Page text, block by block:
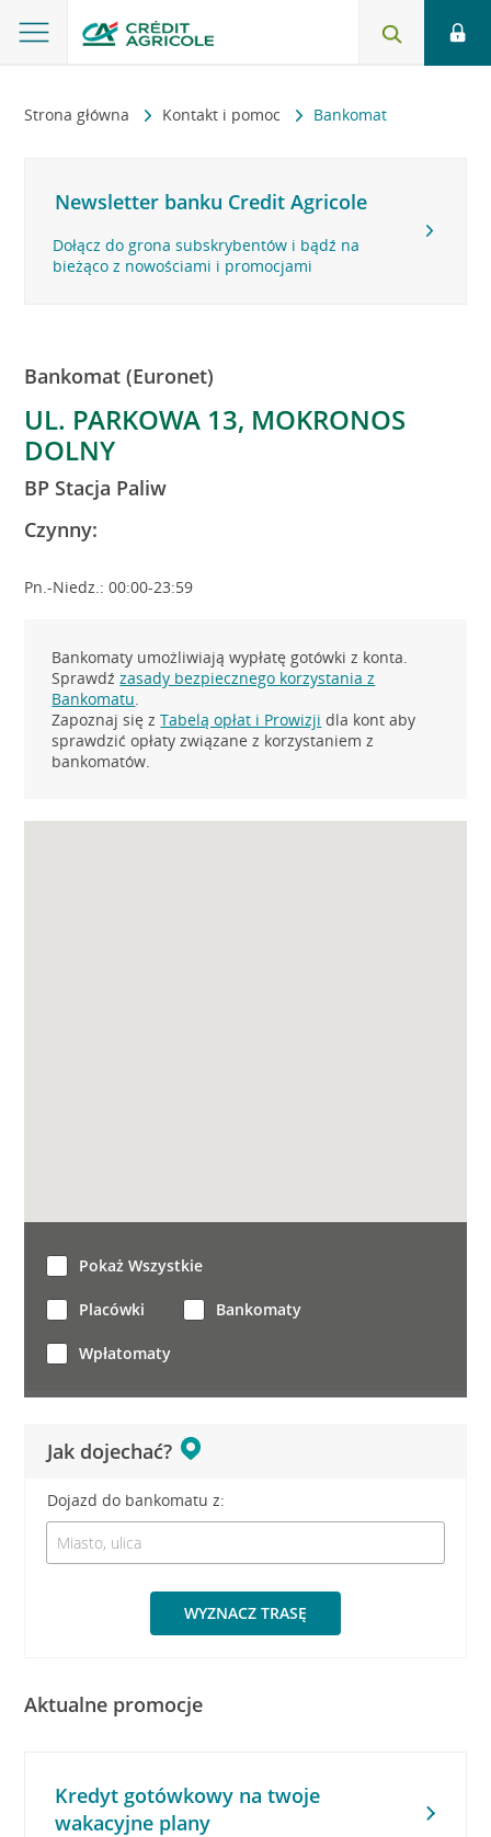
Strona główna Kontakt i pomoc Bankomat
Newsletter banku Credit Agricole
Dołącz do grona subskrybentów i bądź na
bieżąco z nowościami i promocjami
Bankomat (Euronet)
UL. PARKOWA 13, MOKRONOS
DOLNY
BP Stacja Paliw
Czynny:
Pn.-Niedz.: 00:00-23:59
Bankomaty umożliwiają wypłatę gotówki z konta.
Sprawdźzasady bezpiecznego korzystania z
Bankomatu.
Zapoznaj się zTabelą opłat i Prowizji dla kont aby
sprawdzić opłaty związane z korzystaniem z
bankomatów.
Jak dojechać?
Dojazd do bankomatu z:
WYZNACZ TRASĘ
Pokaż Wszystkie
Placówki Bankomaty
Wpłatomaty
Aktualne promocje
Kredyt gotówkowy na twoje
wakacyjne plany